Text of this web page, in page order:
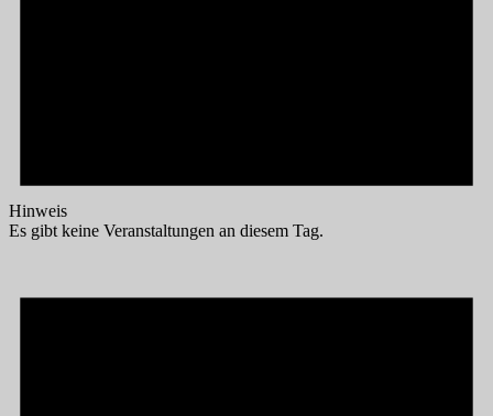
Hinweis
Es gibt keine Veranstaltungen an diesem Tag.